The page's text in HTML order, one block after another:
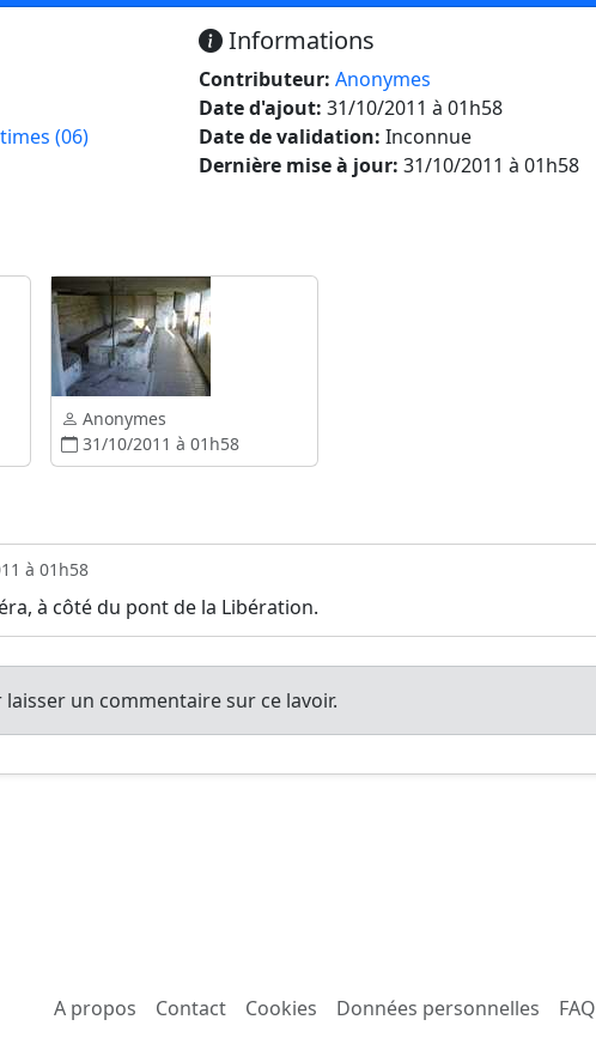
(06)
Informations
Contributeur: Anonymes
Date d'ajout: 31/10/2011 à 01h58
Date de validation: Inconnue
Dernière mise à jour: 31/10/2011 à 01h58
Anonymes
31/10/2011 à 01h58
à 01h58
à côté du pont de la Libération.
laisser un commentaire sur ce lavoir.
A propos Contact Cookies Données personnelles FAQ